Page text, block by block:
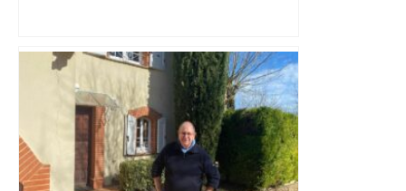
A680 Toulouse fermée dans les 2 sens
– Radio VINCI Autoroutes